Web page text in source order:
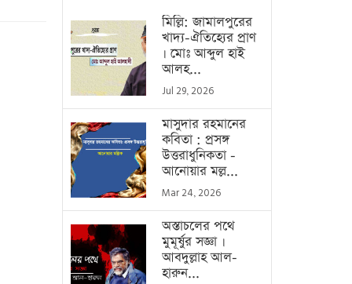
মিল্লি: জামালপুরের
খাদ্য-ঐতিহ্যের প্রাণ
। মোঃ আব্দুল হাই
আলহ...
Jul 29, 2026
মাসুদার রহমানের
কবিতা : প্রসঙ্গ
উত্তরাধুনিকতা -
আনোয়ার মল্ল...
Mar 24, 2026
অস্তাচলের পথে
মুমূর্ষুর সজ্ঞা ।
আবদুল্লাহ আল-
হারুন...